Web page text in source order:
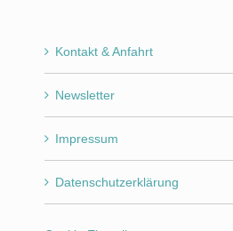
Kontakt & Anfahrt
Newsletter
Impressum
Datenschutzerklärung